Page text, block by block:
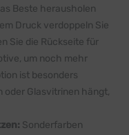
Beste herausholen
Druck verdoppeln Sie
Sie die Rückseite für
um noch mehr
ist besonders
oder Glasvitrinen hängt,
Sonderfarben